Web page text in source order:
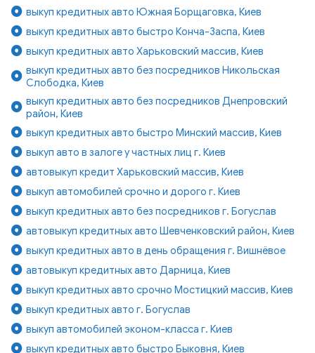
выкуп кредитных авто Южная Борщаговка, Киев
выкуп кредитных авто быстро Конча-Заспа, Киев
выкуп кредитных авто Харьковский массив, Киев
выкуп кредитных авто без посредников Никольская
Слободка, Киев
выкуп кредитных авто без посредников Днепровский
район, Киев
выкуп кредитных авто быстро Минский массив, Киев
выкуп авто в залоге у частных лиц г. Киев
автовыкуп кредит Харьковский массив, Киев
выкуп автомобилей срочно и дорого г. Киев
выкуп кредитных авто без посредников г. Богуслав
автовыкуп кредитных авто Шевченковский район, Киев
выкуп кредитных авто в день обращения г. Вишнёвое
автовыкуп кредитных авто Дарница, Киев
выкуп кредитных авто срочно Мостицкий массив, Киев
выкуп кредитных авто г. Богуслав
выкуп автомобилей эконом-класса г. Киев
выкуп кредитных авто быстро Быковня, Киев